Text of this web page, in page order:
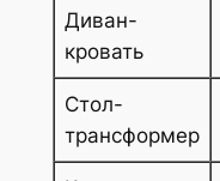
Диван-
кровать
Стол-
трансформер